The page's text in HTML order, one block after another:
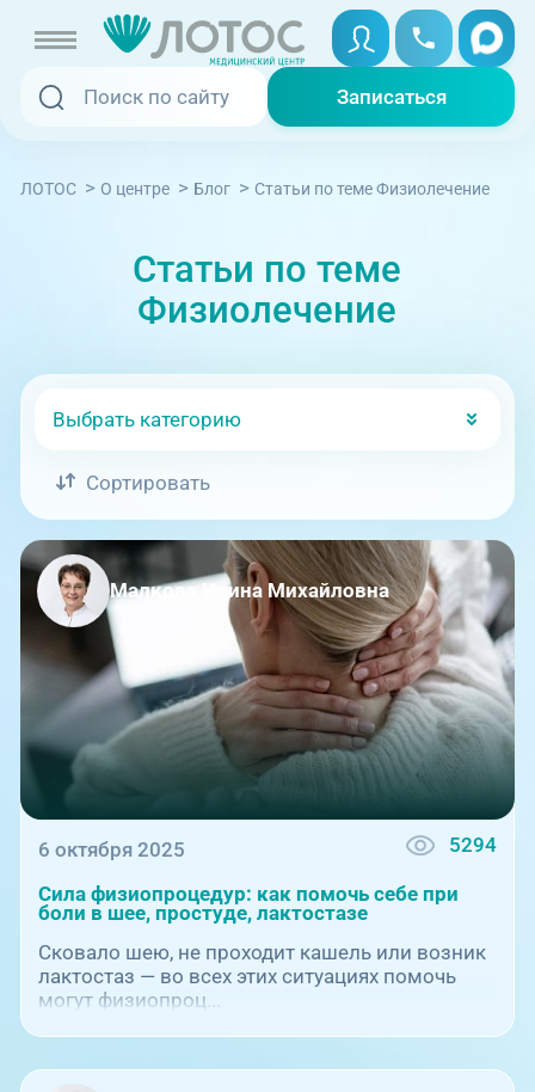
Записаться
Записаться
Услуги и цены
Специалисты
Отзывы
Адреса клиник
О клинике
Блог врачей
Новости
Пациентам
PreventAGE
+7 (351) 220-00-03
Записаться онлайн
Медицина на дому
+7 (351) 220-00-03
Единая справочная служба,
запись на прием
+7 (351) 220-03-03
Центр амбулаторной
онкологической помощи
+7 (7142) 927-003
Справочный телефон для
жителей Казахстана
ЛОТОС > О центре > Блог > Cтатьи по теме Физиолечение
Статьи по теме
Физиолечение
Выбрать категорию
Сортировать
Малкова Ирина Михайловна
6 октября 2025 5294
Сила физиопроцедур: как помочь себе при
боли в шее, простуде, лактостазе
Сковало шею, не проходит кашель или возник
лактостаз — во всех этих ситуациях помочь
могут физиопроц...